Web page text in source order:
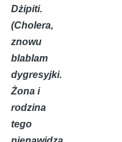
Dżipiti.
(Cholera,
znowu
blablam
dygresyjki.
Żona i
rodzina
tego